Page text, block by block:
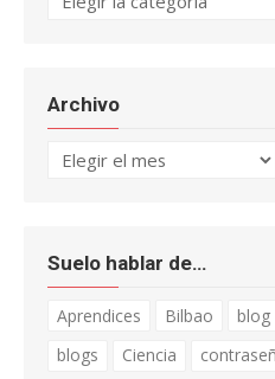
Archivo
Archivo
Suelo hablar de…
Aprendices Bilbao blog
blogs
Ciencia